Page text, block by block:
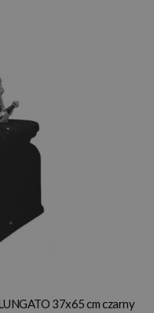
37x65 cm czarny